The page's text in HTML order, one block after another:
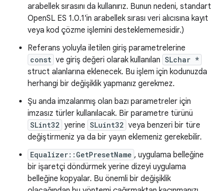
arabellek sırasını da kullanırız. Bunun nedeni, standart
OpenSL ES 1.0.1'in arabellek sırası veri alıcısına kayıt
veya kod çözme işlemini desteklememesidir.)
Referans yoluyla iletilen giriş parametrelerine
const ve giriş değeri olarak kullanılan SLchar *
struct alanlarına eklenecek. Bu işlem için kodunuzda
herhangi bir değişiklik yapmanız gerekmez.
Şu anda imzalanmış olan bazı parametreler için
imzasız türler kullanılacak. Bir parametre türünü
SLint32 yerine SLuint32 veya benzeri bir türe
değiştirmeniz ya da bir yayın eklemeniz gerekebilir.
Equalizer::GetPresetName , uygulama belleğine
bir işaretçi döndürmek yerine dizeyi uygulama
belleğine kopyalar. Bu önemli bir değişiklik